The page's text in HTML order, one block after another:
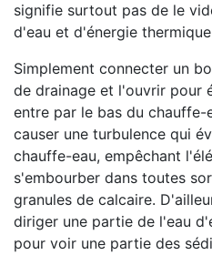
signifie surtout pas de le
d'eau et d'énergie
Simplement connecter un
de drainage et l'ouvrir pour
entre par le bas du
causer une turbulence qui
chauffe-eau, empêchant
s'embourber dans toutes
granules de calcaire.
diriger une partie de l'eau
pour voir une partie des